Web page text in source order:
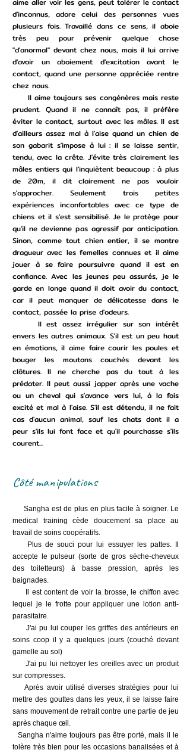
d'inconnus, adore celui des personnes vues
plusieurs fois. Travaillé dans ce sens, il aboie
très peu pour prévenir quelque chose
"d'anormal" devant chez nous, mais il lui arrive
d'avoir un aboiement d'excitation avant le
contact, quand une personne appréciée rentre
chez nous.
Il aime toujours ses congénères mais reste
prudent. Quand il ne connaît pas, il préfère
éviter le contact, surtout avec les mâles. Il est
d'ailleurs assez mal à l'aise quand un chien de
son gabarit s'impose à lui : il se laisse sentir,
tendu, avec la crête. J'évite très clairement les
mâles entiers qui l'inquiètent beaucoup : à plus
de 20m, il dit clairement ne pas vouloir
s'approcher. Seulement trois petites
expériences inconfortables avec ce type de
chiens et il s'est sensibilisé. Je le protège pour
qu'il ne devienne pas agressif par anticipation.
Sinon, comme tout chien entier, il se montre
dragueur avec les femelles connues et il aime
jouer à se faire poursuivre quand il est en
confiance. Avec les jeunes peu assurés, je le
garde en longe quand il doit avoir du contact,
car il peut manquer de délicatesse dans le
contact, passée la prise d'odeurs.
Il est assez irrégulier sur son intérêt
envers les autres animaux. S'il est un peu haut
en émotions, il aime faire courir les poules et
bouger les moutons couchés devant les
clôtures. Il ne cherche pas du tout à les
prédater. Il peut aussi japper après une vache
ou un cheval qui s'avance vers lui, à la fois
excité et mal à l'aise. S'il est détendu, il ne fait
cas d'aucun animal, sauf les chats dont il a
peur s'ils lui font face et qu'il pourchasse s'ils
courent...
Côté manipulations
Sangha est de plus en plus facile à soigner. Le
medical training cède doucement sa place au
travail de soins coopératifs.
Plus de souci pour lui essuyer les pattes. Il
accepte le pulseur (sorte de gros sèche-cheveux
des toiletteurs) à basse pression, après les
baignades.
Il est content de voir la brosse, le chiffon avec
lequel je le frotte pour appliquer une lotion anti-
parasitaire.
J'ai pu lui couper les griffes des antérieurs en
soins coop il y a quelques jours (couché devant
gamelle au sol)
J'ai pu lui nettoyer les oreilles avec un produit
sur compresses.
Après avoir utilisé diverses stratégies pour lui
mettre des gouttes dans les yeux, il se laisse faire
sans mouvement de retrait contre une partie de jeu
après chaque œil.
Sangha n'aime toujours pas être porté, mais il le
tolère très bien pour les occasions banalisées et à